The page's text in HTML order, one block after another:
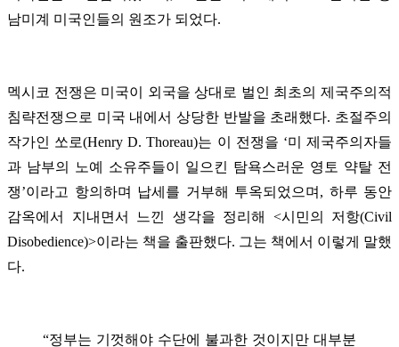
남미계 미국인들의 원조가 되었다.
멕시코 전쟁은 미국이 외국을 상대로 벌인 최초의 제국주의적
침략전쟁으로 미국 내에서 상당한 반발을 초래했다. 초절주의
작가인 쏘로(Henry D. Thoreau)는 이 전쟁을 ‘미 제국주의자들
과 남부의 노예 소유주들이 일으킨 탐욕스러운 영토 약탈 전
쟁’이라고 항의하며 납세를 거부해 투옥되었으며, 하루 동안
감옥에서 지내면서 느낀 생각을 정리해 <시민의 저항(Civil
Disobedience)>이라는 책을 출판했다. 그는 책에서 이렇게 말했
다.
“정부는 기껏해야 수단에 불과한 것이지만 대부분